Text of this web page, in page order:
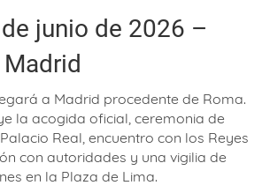
junio de 2026 –
a Madrid procedente de Roma.
la acogida oficial, ceremonia de
Real, encuentro con los Reyes
con autoridades y una vigilia de
en la Plaza de Lima.